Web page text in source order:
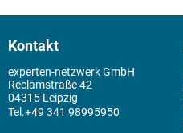
Kontakt
experten-netzwerk GmbH
Reclamstraße 42
04315 Leipzig
+49 341 98995950